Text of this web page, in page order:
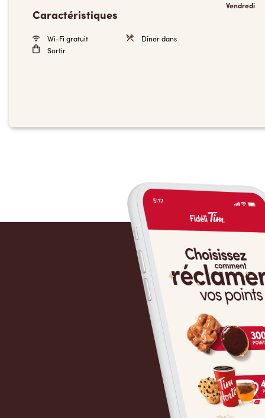
Caractéristiques
Wi-Fi gratuit
Dîner dans
Sortir
Vendredi